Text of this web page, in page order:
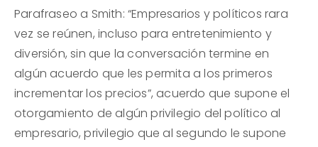
Parafraseo a Smith: “Empresarios y políticos rara
vez se reúnen, incluso para entretenimiento y
diversión, sin que la conversación termine en
algún acuerdo que les permita a los primeros
incrementar los precios”, acuerdo que supone el
otorgamiento de algún privilegio del político al
empresario, privilegio que al segundo le supone